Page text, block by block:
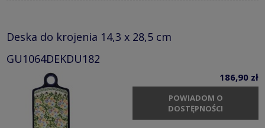
Deska do krojenia 14,3 x 28,5 cm
GU1064DEKDU182
186,90 zł
POWIADOM O
DOSTĘPNOŚCI